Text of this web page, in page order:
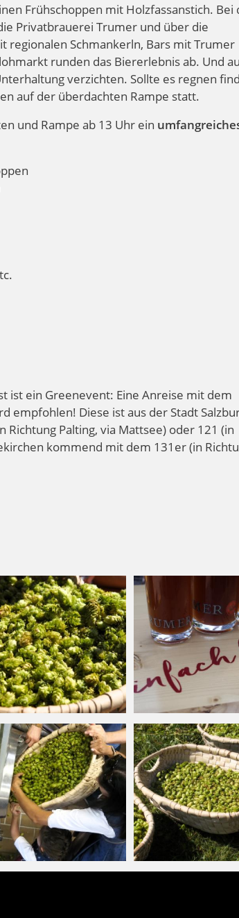
Frühschoppen mit Holzfassanstich. Bei
Privatbrauerei Trumer und über die
regionalen Schmankerln, Bars mit Trumer
runden das Biererlebnis ab. Und
verzichten. Sollte es regnen
auf der überdachten Rampe statt.
und Rampe ab 13 Uhr ein
ist ein Greenevent: Eine Anreise mit dem
empfohlen! Diese ist aus der Stadt
Palting, via Mattsee) oder 121 (in
kommend mit dem 131er (in